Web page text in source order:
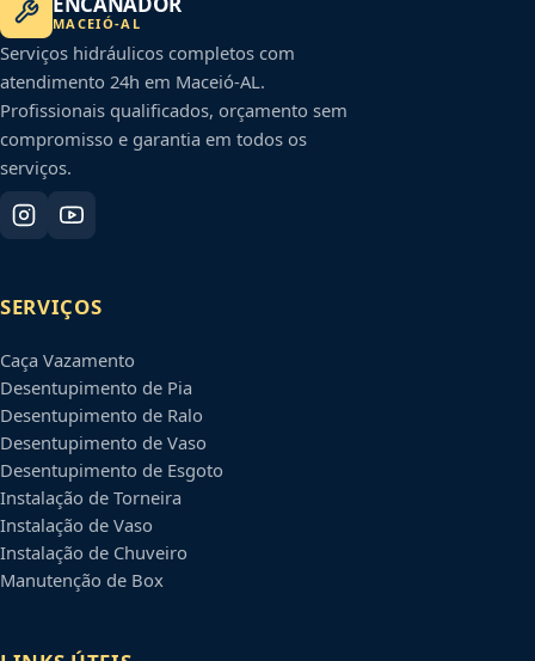
MACEIÓ-AL
Serviços hidráulicos completos com
atendimento 24h em Maceió-AL.
Profissionais qualificados, orçamento sem
compromisso e garantia em todos os
serviços.
SERVIÇOS
Caça Vazamento
Desentupimento de Pia
Desentupimento de Ralo
Desentupimento de Vaso
Desentupimento de Esgoto
Instalação de Torneira
Instalação de Vaso
Instalação de Chuveiro
Manutenção de Box